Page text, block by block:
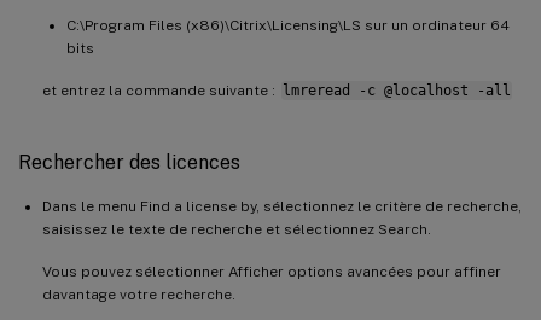
C:\Program Files (x86)\Citrix\Licensing\LS sur un ordinateur 64
bits
et entrez la commande suivante : lmreread -c @localhost -all
Rechercher des licences
Dans le menu Find a license by, sélectionnez le critère de recherche,
saisissez le texte de recherche et sélectionnez Search.
Vous pouvez sélectionner Afficher options avancées pour affiner
davantage votre recherche.